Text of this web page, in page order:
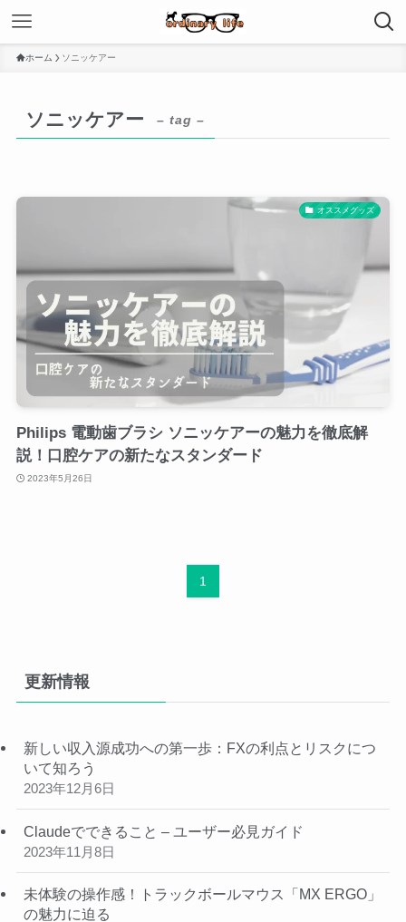
ホーム ソニッケアー
ソニッケアー – tag –
オススメグッズ
Philips 電動歯ブラシ ソニッケアーの魅力を徹底解
説！口腔ケアの新たなスタンダード
2023年5月26日
1
更新情報
新しい収入源成功への第一歩：FXの利点とリスクにつ
いて知ろう
2023年12月6日
Claudeでできること – ユーザー必見ガイド
2023年11月8日
未体験の操作感！トラックボールマウス「MX ERGO」
の魅力に迫る